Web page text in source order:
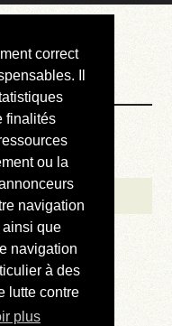
correct
Il
finalités
ou la
navigation
ainsi que
navigation
à des
lutte contre
plus